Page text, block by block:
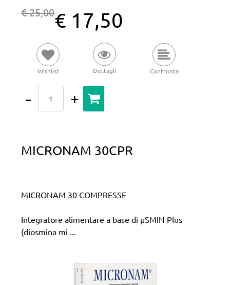
€ 25,00€ 17,50
Wishlist Dettagli Confronta
MICRONAM 30CPR
MICRONAM 30 COMPRESSE
Integratore alimentare a base di µSMIN Plus
(diosmina mi ...